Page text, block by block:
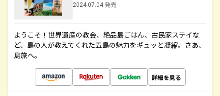
2024.07.04 発売
ようこそ！世界遺産の教会、絶品島ごはん、古民家ステイな
ど、島の人が教えてくれた五島の魅力をギュッと凝縮。さあ、
島旅へ。
詳細を見る